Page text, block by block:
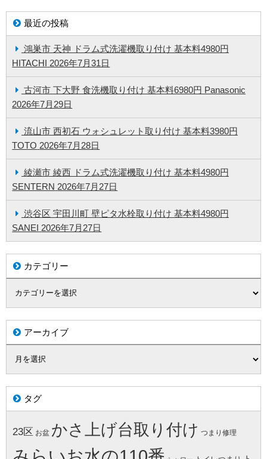
最近の投稿
鴻巣市 天神 ドラム式洗濯機取り付け 基本料4980円
HITACHI 2026年7月31日
古河市 下大野 食洗機取り付け 基本料6980円 Panasonic
2026年7月29日
流山市 西初石 ウォシュレット取り付け 基本料3980円
TOTO 2026年7月28日
綾瀬市 綾西 ドラム式洗濯機取り付け 基本料4980円
SENTERN 2026年7月27日
渋谷区 宇田川町 壁ピタ水栓取り付け 基本料4980円
SANEI 2026年7月27日
カテゴリー
アーカイブ
タグ
23区 お盆 かさ上げ台取り付け つまり修理